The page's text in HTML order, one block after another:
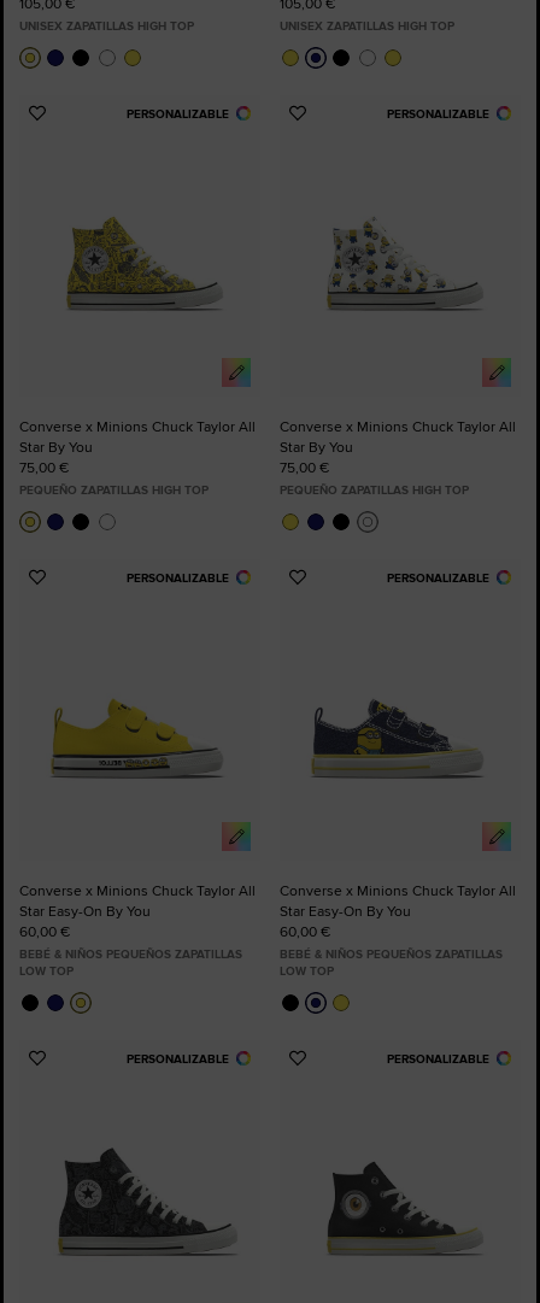
UNISEX ZAPATILLAS HIGH TOP UNISEX ZAPATILLAS HIGH TOP
PERSONALIZABLE
Añadir
Converse x Minions Chuck Taylor All
Star By You
75,00 €
PEQUEÑO ZAPATILLAS HIGH TOP
PERSONALIZABLE
Añadir
Converse x Minions Chuck Taylor All
Star By You
75,00 €
PEQUEÑO ZAPATILLAS HIGH TOP
PERSONALIZABLE
Añadir
Converse x Minions Chuck Taylor All
Star Easy-On By You
60,00 €
BEBÉ & NIÑOS PEQUEÑOS ZAPATILLAS
LOW TOP
PERSONALIZABLE
Añadir
Converse x Minions Chuck Taylor All
Star Easy-On By You
60,00 €
BEBÉ & NIÑOS PEQUEÑOS ZAPATILLAS
LOW TOP
PERSONALIZABLE
Añadir
PERSONALIZABLE
Añadir